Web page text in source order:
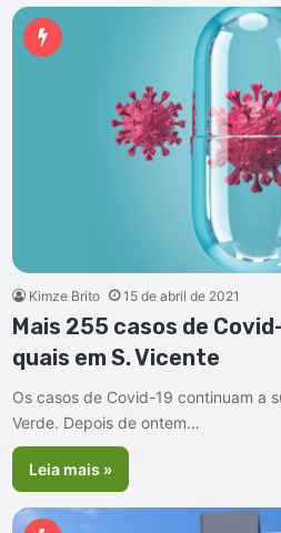
Kimze Brito 15 de abril de 2021
Mais 255 casos de
quais em S. Vicente
Os casos de Covid-19 continuam a
Verde. Depois de ontem…
Leia mais »